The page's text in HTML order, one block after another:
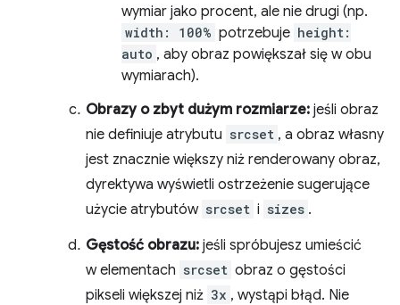
wymiar jako procent, ale nie drugi (np.
width: 100% potrzebuje height:
auto , aby obraz powiększał się w obu
wymiarach).
Obrazy o zbyt dużym rozmiarze: jeśli obraz
nie definiuje atrybutu srcset , a obraz własny
jest znacznie większy niż renderowany obraz,
dyrektywa wyświetli ostrzeżenie sugerujące
użycie atrybutów srcset i sizes .
Gęstość obrazu: jeśli spróbujesz umieścić
w elementach srcset obraz o gęstości
pikseli większej niż 3x , wystąpi błąd. Nie